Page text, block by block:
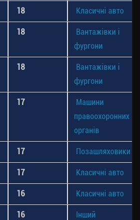
18 Класичні авто
18
Вантажівки і
фургони
18
Вантажівки і
фургони
17
Машини
правоохоронних
органів
17 Позашляховики
17 Класичні авто
16 Класичні авто
16 Інший